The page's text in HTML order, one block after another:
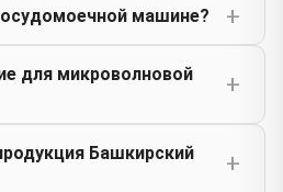
машине?
для микроволновой
Башкирский